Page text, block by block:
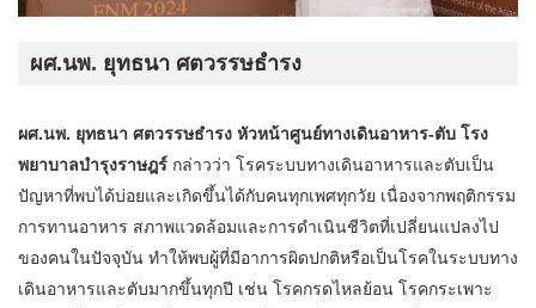
ผศ.นพ. ยุทธนา ศตวรรษธำรง
ผศ.นพ. ยุทธนา ศตวรรษธำรง หัวหน้าศูนย์ทางเดินอาหาร-ตับ โรง
พยาบาลบำรุงราษฎร์ กล่าวว่า โรคระบบทางเดินอาหารและตับเป็น
ปัญหาที่พบได้บ่อยและเกิดขึ้นได้กับคนทุกเพศทุกวัย เนื่องจากพฤติกรรม
การทานอาหาร สภาพแวดล้อมและการดำเนินชีวิตที่เปลี่ยนแปลงไป
ของคนในปัจจุบัน ทำให้พบผู้ที่มีอาการผิดปกติหรือเป็นโรคในระบบทาง
เดินอาหารและตับมากขึ้นทุกปี เช่น โรคกรดไหลย้อน โรคกระเพาะ